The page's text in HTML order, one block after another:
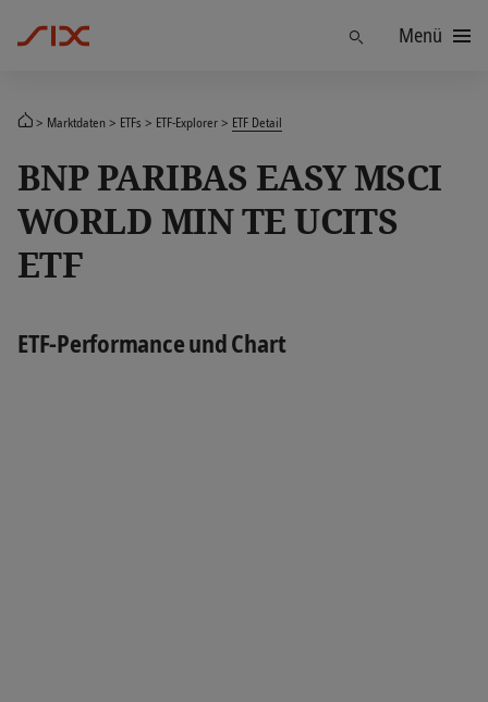
FindenMenü
Marktdaten ETFs ETF-Explorer ETF Detail
BNP PARIBAS EASY MSCI
WORLD MIN TE UCITS
ETF
ETF-Performance und Chart